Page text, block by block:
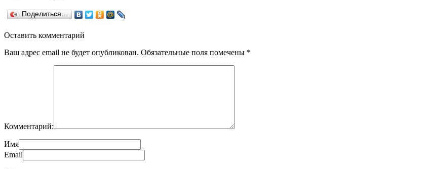
Поделиться…
Оставить комментарий
Ваш адрес email не будет опубликован. Обязательные поля помечены *
Комментарий:
Имя
Email